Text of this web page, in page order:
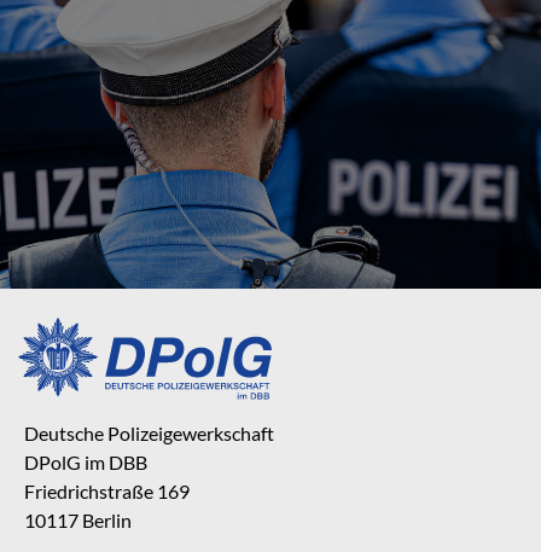
Deutsche Polizeigewerkschaft
DPolG im DBB
Friedrichstraße 169
10117 Berlin